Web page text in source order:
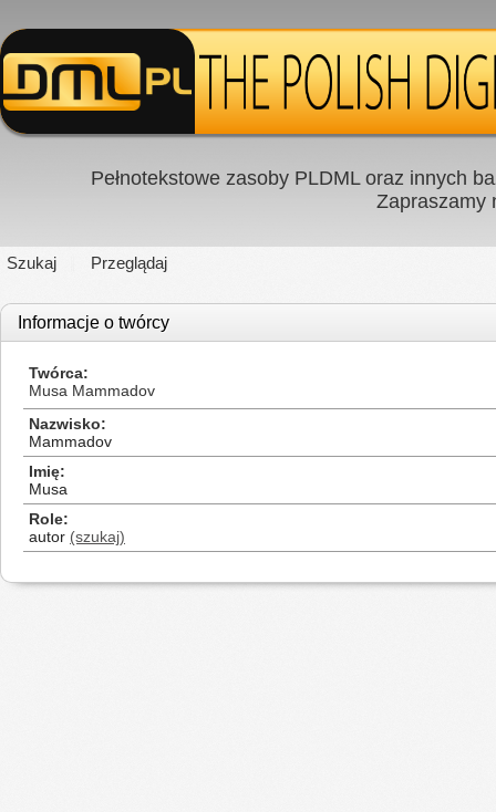
Pełnotekstowe zasoby PLDML oraz innych
Zapraszamy
Szukaj Przeglądaj
Informacje o twórcy
Twórca
Musa Mammadov
Nazwisko
Mammadov
Imię
Musa
Role
autor (szukaj)